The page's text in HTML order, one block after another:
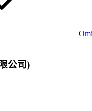
公司)